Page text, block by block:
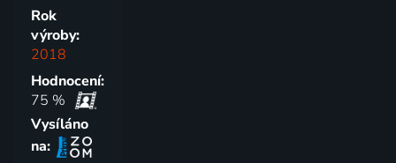
Rok
výroby:
2018
Hodnocení:
75 %
Vysíláno
na: